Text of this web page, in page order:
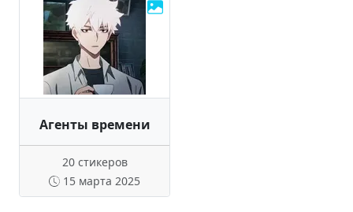
Агенты времени
20 стикеров
15 марта 2025